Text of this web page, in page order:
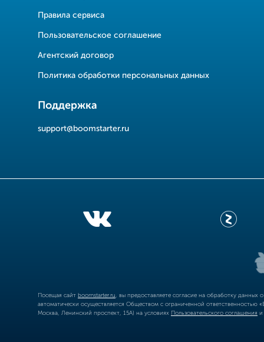
Правила сервиса
Пользовательское соглашение
Агентский договор
Политика обработки персональных данных
Поддержка
support@boomstarter.ru
Посещая сайт boomstarter.ru , вы предоставляете согласие на обработку
автоматически осуществляется Обществом с ограниченной
Москва, Ленинский проспект, 15А) на условиях Пользовательского соглашения и